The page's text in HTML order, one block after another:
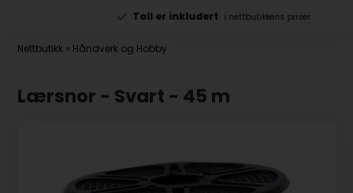
Toll er inkludert i nettbutikkens priser
Nettbutikk » Håndverk og Hobby
Lærsnor - Svart - 45 m